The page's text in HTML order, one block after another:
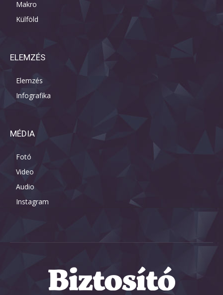
Makro
Külföld
ELEMZÉS
Elemzés
Infografika
MÉDIA
Fotó
Video
Audio
Instagram